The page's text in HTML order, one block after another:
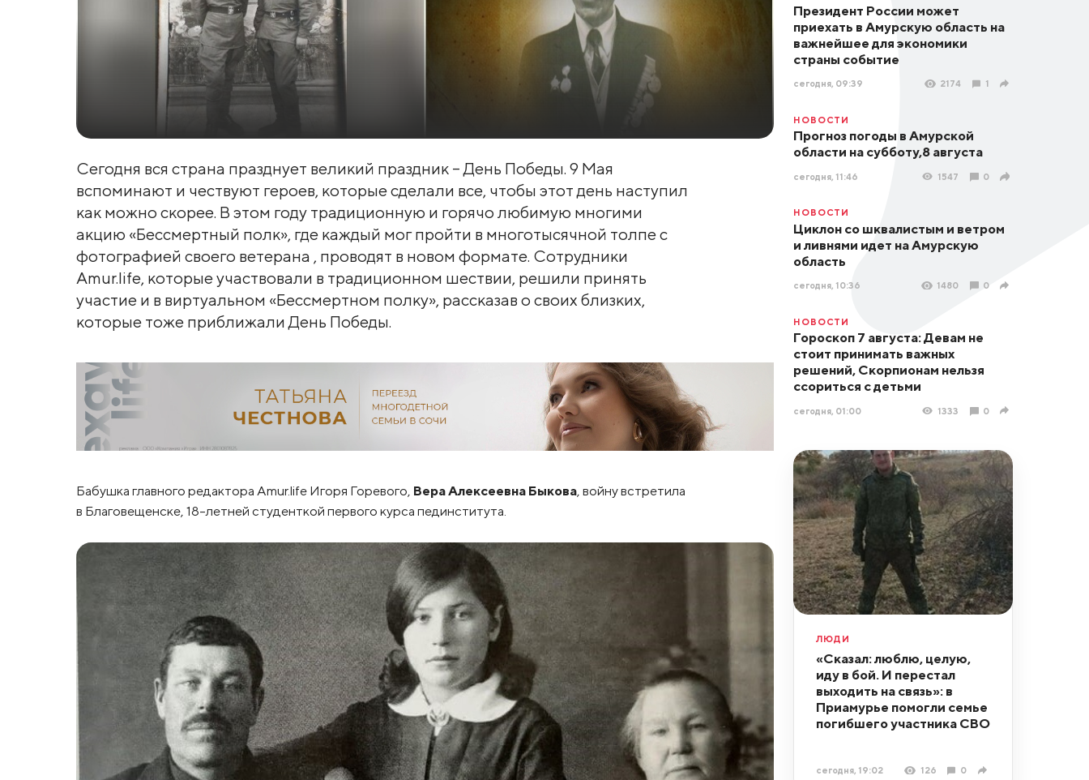
Сегодня вся страна празднует великий праздник – День Победы. 9 Мая
вспоминают и чествуют героев, которые сделали все, чтобы этот день наступил
как можно скорее. В этом году традиционную и горячо любимую многими
акцию «Бессмертный полк», где каждый мог пройти в многотысячной толпе с
фотографией своего ветерана , проводят в новом формате. Сотрудники
Amur.life, которые участвовали в традиционном шествии, решили принять
участие и в виртуальном «Бессмертном полку», рассказав о своих близких,
которые тоже приближали День Победы.
Бабушка главного редактора Amur.life Игоря Горевого, Вера Алексеевна Быкова, войну встретила
в Благовещенске, 18-летней студенткой первого курса пединститута.
Президент России может
приехать в Амурскую область на
важнейшее для экономики
страны событие
сегодня, 09:39 2174 1
НОВОСТИ
Прогноз погоды в Амурской
области на субботу,8 августа
сегодня, 11:46 1547 0
НОВОСТИ
Циклон со шквалистым и ветром
и ливнями идет на Амурскую
область
сегодня, 10:36 1480 0
НОВОСТИ
Гороскоп 7 августа: Девам не
стоит принимать важных
решений, Скорпионам нельзя
ссориться с детьми
сегодня, 01:00 1333 0
ЛЮДИ
«Сказал: люблю, целую,
иду в бой. И перестал
выходить на связь»: в
Приамурье помогли семье
погибшего участника СВО
сегодня, 19:02 126 0